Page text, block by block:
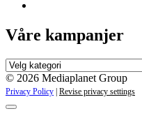
Våre kampanjer
Våre
kampanjer
© 2026 Mediaplanet Group
Privacy Policy Revise privacy settings